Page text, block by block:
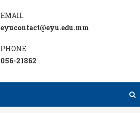
eyucontact@eyu.edu.mm
056-21862